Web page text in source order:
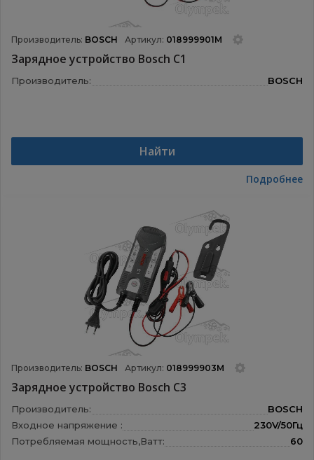
Производитель: BOSCH Артикул: 018999901M
Зарядное устройство Bosch C1
Производитель: BOSCH
Найти
Подробнее
Производитель: BOSCH Артикул: 018999903M
Зарядное устройство Bosch C3
Производитель:
BOSCH
Входное напряжение :
230V/50Гц
Потребляемая мощность,Ватт:
60